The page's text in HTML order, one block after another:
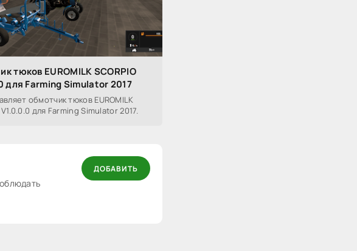
тюков EUROMILK SCORPIO
для Farming Simulator 2017
обмотчик тюков EUROMILK
V1.0.0.0 для Farming Simulator 2017.
ДОБАВИТЬ